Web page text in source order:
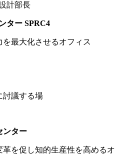
計部長
ター SPRC4
最大化させるオフィス
討議する場
ンター
を促し知的生産性を高めるオ